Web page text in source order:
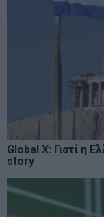
Global X: Γιατί η
story